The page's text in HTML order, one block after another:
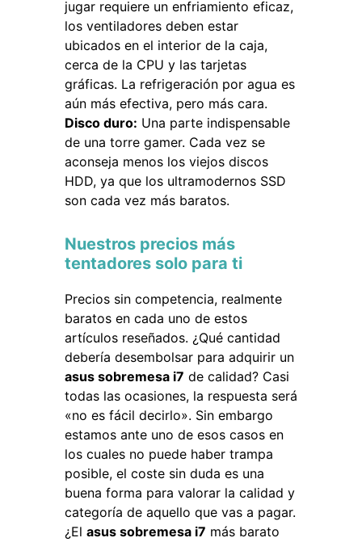
jugar requiere un enfriamiento eficaz,
los ventiladores deben estar
ubicados en el interior de la caja,
cerca de la CPU y las tarjetas
gráficas. La refrigeración por agua es
aún más efectiva, pero más cara.
Disco duro: Una parte indispensable
de una torre gamer. Cada vez se
aconseja menos los viejos discos
HDD, ya que los ultramodernos SSD
son cada vez más baratos.
Nuestros precios más
tentadores solo para ti
Precios sin competencia, realmente
baratos en cada uno de estos
artículos reseñados. ¿Qué cantidad
debería desembolsar para adquirir un
asus sobremesa i7 de calidad? Casi
todas las ocasiones, la respuesta será
«no es fácil decirlo». Sin embargo
estamos ante uno de esos casos en
los cuales no puede haber trampa
posible, el coste sin duda es una
buena forma para valorar la calidad y
categoría de aquello que vas a pagar.
¿El asus sobremesa i7 más barato